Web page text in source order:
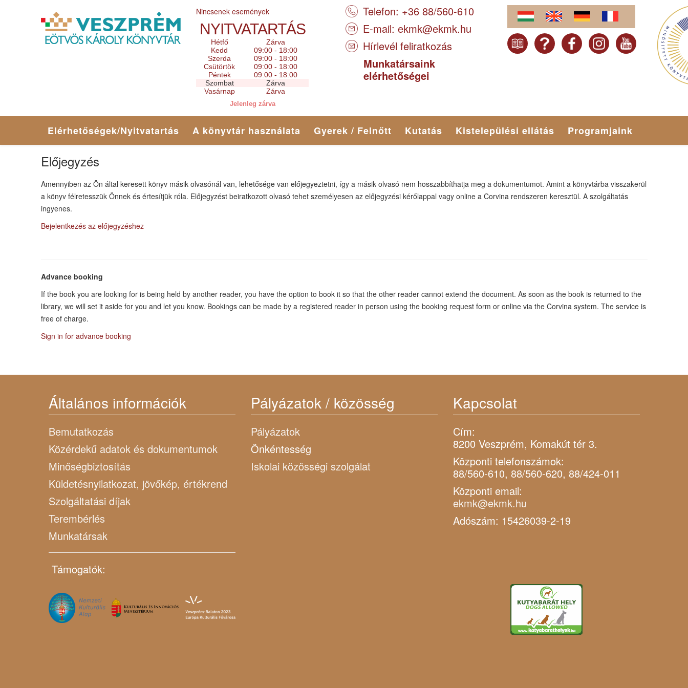
Nincsenek események
NYITVATARTÁS
Hétfő
Zárva
Kedd
09:00 - 18:00
Szerda
09:00 - 18:00
Csütörtök
09:00 - 18:00
Péntek
09:00 - 18:00
Szombat
Zárva
Vasárnap
Zárva
Jelenleg zárva
Telefon: +36 88/560-610
E-mail: ekmk@ekmk.hu
Hírlevél feliratkozás
Munkatársaink
elérhetőségei
Elérhetőségek/Nyitvatartás A könyvtár használata Gyerek / Felnőtt Kutatás Kistelepülési ellátás Programjaink
Előjegyzés
Amennyiben az Ön által keresett könyv másik olvasónál van, lehetősége van előjegyeztetni, így a másik olvasó nem hosszabbíthatja meg a dokumentumot. Amint a könyvtárba visszakerül
a könyv félretesszük Önnek és értesítjük róla. Előjegyzést beiratkozott olvasó tehet személyesen az előjegyzési kérőlappal vagy online a Corvina rendszeren keresztül. A szolgáltatás
ingyenes.
Bejelentkezés az előjegyzéshez
Advance booking
If the book you are looking for is being held by another reader, you have the option to book it so that the other reader cannot extend the document. As soon as the book is returned to the
library, we will set it aside for you and let you know. Bookings can be made by a registered reader in person using the booking request form or online via the Corvina system. The service is
free of charge.
Sign in for advance booking
Általános információk
Bemutatkozás
Közérdekű adatok és dokumentumok
Minőségbiztosítás
Küldetésnyilatkozat, jövőkép, értékrend
Szolgáltatási díjak
Terembérlés
Munkatársak
Támogatók:
Pályázatok / közösség
Pályázatok
Önkéntesség
Iskolai közösségi szolgálat
Kapcsolat
Cím:
8200 Veszprém, Komakút tér 3.
Központi telefonszámok:
88/560-610, 88/560-620, 88/424-011
Központi email:
ekmk@ekmk.hu
Adószám: 15426039-2-19